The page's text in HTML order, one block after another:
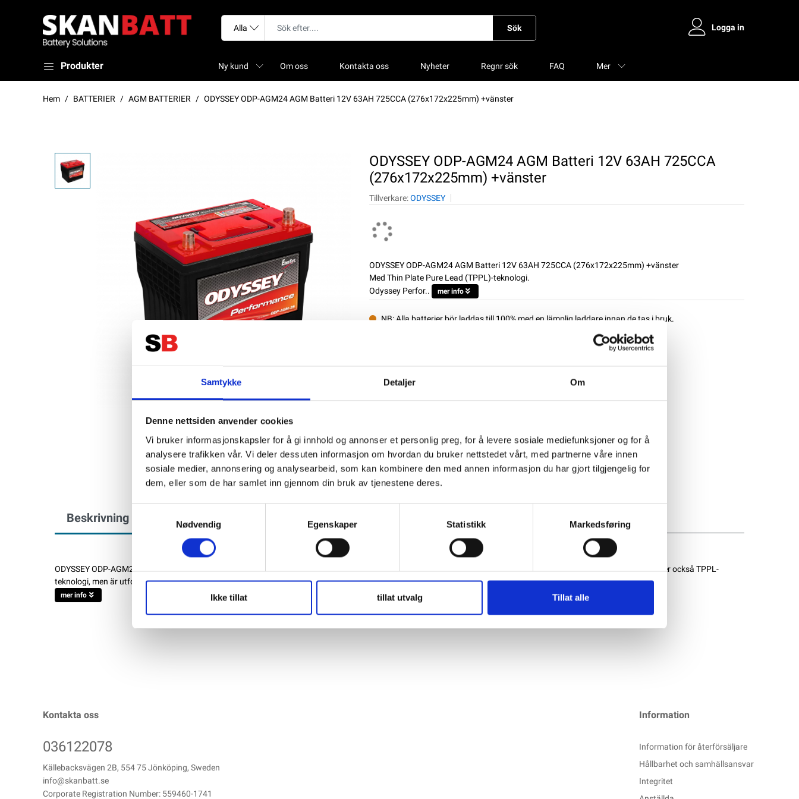
Samtykke Detaljer Om
Denne nettsiden anvender cookies
Vi bruker informasjonskapsler for å gi innhold og annonser et personlig preg, for å levere sosiale mediefunksjoner og for å
analysere trafikken vår. Vi deler dessuten informasjon om hvordan du bruker nettstedet vårt, med partnerne våre innen
sosiale medier, annonsering og analysearbeid, som kan kombinere den med annen informasjon du har gjort tilgjengelig for
dem, eller som de har samlet inn gjennom din bruk av tjenestene deres.
Nødvendig
Egenskaper Statistikk Markedsføring
Ikke tillat tillat utvalg Tillat alle
Sök Logga in
Produkter Ny kund Om oss Kontakta oss Nyheter Regnr sök FAQ Mer
Hem BATTERIER AGM BATTERIER ODYSSEY ODP-AGM24 AGM Batteri 12V 63AH 725CCA (276x172x225mm) +vänster
ODYSSEY ODP-AGM24 AGM Batteri 12V 63AH 725CCA
(276x172x225mm) +vänster
Tillverkare:ODYSSEY
ODYSSEY ODP-AGM24 AGM Batteri 12V 63AH 725CCA (276x172x225mm) +vänster
Med Thin Plate Pure Lead (TPPL)-teknologi.
Odyssey Perfor..
mer info
NB: Alla batterier bör laddas till 100% med en lämplig laddare innan de tas i bruk.
Dela den här produkten
Beskrivning Specifikation
ODYSSEY ODP-AGM24 AGM Batteri 12V 63AH 725CCA (276x172x225mm) +vänster Med Thin Plate Pure Lead (TPPL)-teknologi. Odyssey Performance Series använder också TPPL-
teknologi, men är utformad för att hantera all extrautrustning som finns i dagens fordon. De är lika tillförlitliga som Extreme-serien, men har inte samma
mer info
Kontakta oss
036122078
Källebacksvägen 2B, 554 75 Jönköping, Sweden
info@skanbatt.se
Corporate Registration Number: 559460-1741
Information
Information för återförsäljare
Hållbarhet och samhällsansvar
Integritet